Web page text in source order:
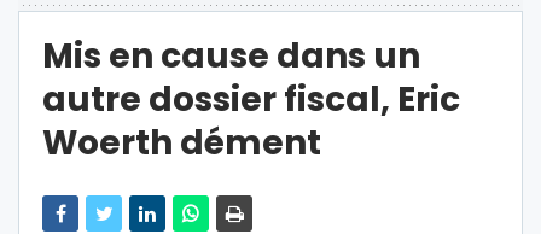
Mis en cause dans un
autre dossier fiscal, Eric
Woerth dément